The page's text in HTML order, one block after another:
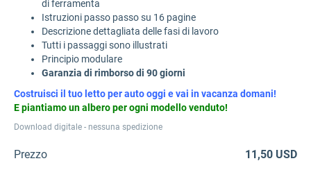
di ferramenta
Istruzioni passo passo su 16 pagine
Descrizione dettagliata delle fasi di lavoro
Tutti i passaggi sono illustrati
Principio modulare
Garanzia di rimborso di 90 giorni
Costruisci il tuo letto per auto oggi e vai in vacanza domani!
E piantiamo un albero per ogni modello venduto!
Download digitale - nessuna spedizione
Prezzo 11,50 USD